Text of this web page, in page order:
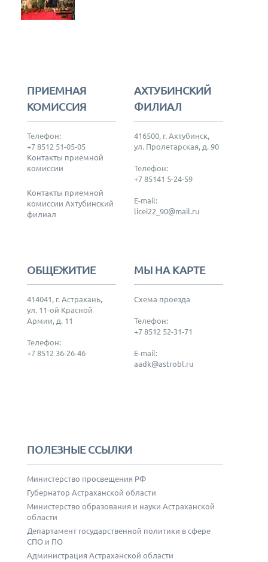
ПРИЕМНАЯ
КОМИССИЯ
Телефон:
+7 8512 51-05-05
Контакты приемной
комиссии
Контакты приемной
комиссии Ахтубинский
филиал
АХТУБИНСКИЙ
ФИЛИАЛ
416500, г. Ахтубинск,
ул. Пролетарская, д. 90
Телефон:
+7 85141 5-24-59
E-mail:
licei22_90@mail.ru
ОБЩЕЖИТИЕ
414041, г. Астрахань,
ул. 11-ой Красной
Армии, д. 11
Телефон:
+7 8512 36-26-46
МЫ НА КАРТЕ
Схема проезда
Телефон:
+7 8512 52-31-71
E-mail:
aadk@astrobl.ru
ПОЛЕЗНЫЕ ССЫЛКИ
Министерство просвещения РФ
Губернатор Астраханской области
Министерство образования и науки Астраханской
области
Департамент государственной политики в сфере
СПО и ПО
Администрация Астраханской области